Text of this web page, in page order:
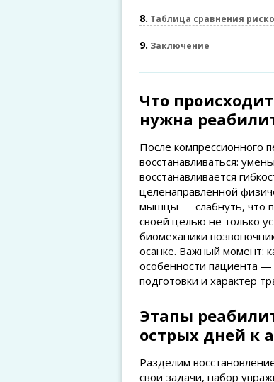
8 Таблица сравнения
9 Заключение
Что
нужна
После компрессионного
восстанавливаться:
восстанавливается
целенаправленной
мышцы — слабнуть, что
своей целью не только
биомеханики
осанке. Важный момент:
особенности пациента —
подготовки и характер
Этапы
острых дней к
Разделим
свои задачи, набор